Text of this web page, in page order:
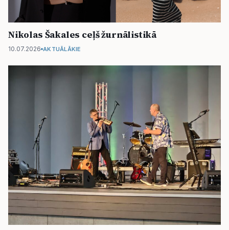
Nikolas Šakales ceļš žurnālistikā
10.07.2026 AKTUĀLĀKIE